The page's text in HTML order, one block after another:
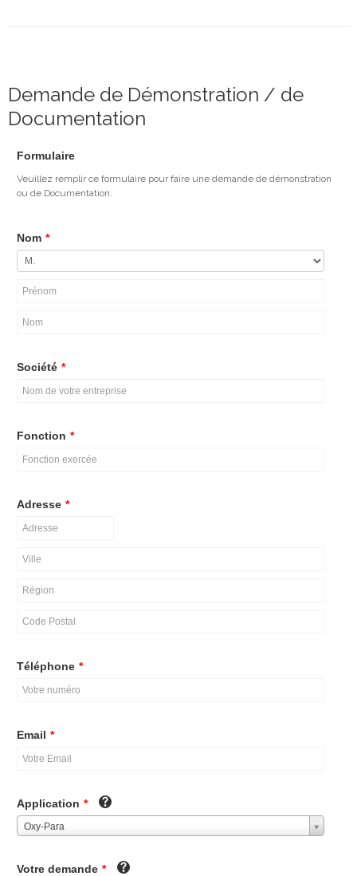
Demande de Démonstration / de
Documentation
Formulaire
Veuillez remplir ce formulaire pour faire une demande de démonstration
ou de Documentation.
Nom *
Société *
Fonction *
Adresse *
Téléphone *
Email *
Application *
Oxy-Para
Votre demande *